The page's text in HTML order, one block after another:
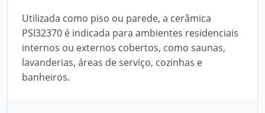
Utilizada como piso ou parede, a cerâmica
PSI32370 é indicada para ambientes residenciais
internos ou externos cobertos, como saunas,
lavanderias, áreas de serviço, cozinhas e
banheiros.